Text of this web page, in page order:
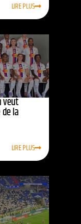
LIRE PLUS
veut
la
LIRE PLUS